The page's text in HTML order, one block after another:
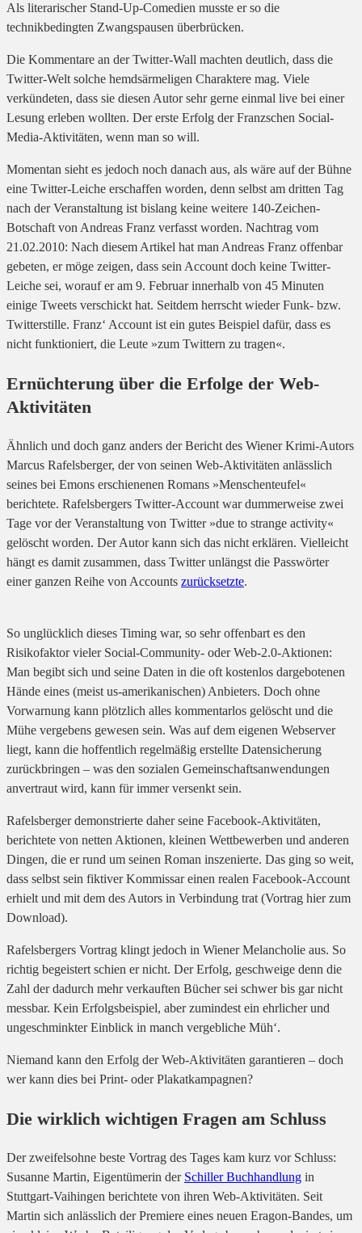
Als literarischer Stand-Up-Comedien musste er so die
technikbedingten Zwangspausen überbrücken.
Die Kommentare an der Twitter-Wall machten deutlich, dass die
Twitter-Welt solche hemdsärmeligen Charaktere mag. Viele
verkündeten, dass sie diesen Autor sehr gerne einmal live bei einer
Lesung erleben wollten. Der erste Erfolg der Franzschen Social-
Media-Aktivitäten, wenn man so will.
Momentan sieht es jedoch noch danach aus, als wäre auf der Bühne
eine Twitter-Leiche erschaffen worden, denn selbst am dritten Tag
nach der Veranstaltung ist bislang keine weitere 140-Zeichen-
Botschaft von Andreas Franz verfasst worden. Nachtrag vom
21.02.2010: Nach diesem Artikel hat man Andreas Franz offenbar
gebeten, er möge zeigen, dass sein Account doch keine Twitter-
Leiche sei, worauf er am 9. Februar innerhalb von 45 Minuten
einige Tweets verschickt hat. Seitdem herrscht wieder Funk- bzw.
Twitterstille. Franz‘ Account ist ein gutes Beispiel dafür, dass es
nicht funktioniert, die Leute »zum Twittern zu tragen«.
Ernüchterung über die Erfolge der Web-
Aktivitäten
Ähnlich und doch ganz anders der Bericht des Wiener Krimi-Autors
Marcus Rafelsberger, der von seinen Web-Aktivitäten anlässlich
seines bei Emons erschienenen Romans »Menschenteufel«
berichtete. Rafelsbergers Twitter-Account war dummerweise zwei
Tage vor der Veranstaltung von Twitter »due to strange activity«
gelöscht worden. Der Autor kann sich das nicht erklären. Vielleicht
hängt es damit zusammen, dass Twitter unlängst die Passwörter
einer ganzen Reihe von Accounts zurücksetzte.
So unglücklich dieses Timing war, so sehr offenbart es den
Risikofaktor vieler Social-Community- oder Web-2.0-Aktionen:
Man begibt sich und seine Daten in die oft kostenlos dargebotenen
Hände eines (meist us-amerikanischen) Anbieters. Doch ohne
Vorwarnung kann plötzlich alles kommentarlos gelöscht und die
Mühe vergebens gewesen sein. Was auf dem eigenen Webserver
liegt, kann die hoffentlich regelmäßig erstellte Datensicherung
zurückbringen – was den sozialen Gemeinschaftsanwendungen
anvertraut wird, kann für immer versenkt sein.
Rafelsberger demonstrierte daher seine Facebook-Aktivitäten,
berichtete von netten Aktionen, kleinen Wettbewerben und anderen
Dingen, die er rund um seinen Roman inszenierte. Das ging so weit,
dass selbst sein fiktiver Kommissar einen realen Facebook-Account
erhielt und mit dem des Autors in Verbindung trat (Vortrag hier zum
Download).
Rafelsbergers Vortrag klingt jedoch in Wiener Melancholie aus. So
richtig begeistert schien er nicht. Der Erfolg, geschweige denn die
Zahl der dadurch mehr verkauften Bücher sei schwer bis gar nicht
messbar. Kein Erfolgsbeispiel, aber zumindest ein ehrlicher und
ungeschminkter Einblick in manch vergebliche Müh‘.
Niemand kann den Erfolg der Web-Aktivitäten garantieren – doch
wer kann dies bei Print- oder Plakatkampagnen?
Die wirklich wichtigen Fragen am Schluss
Der zweifelsohne beste Vortrag des Tages kam kurz vor Schluss:
Susanne Martin, Eigentümerin der Schiller Buchhandlung in
Stuttgart-Vaihingen berichtete von ihren Web-Aktivitäten. Seit
Martin sich anlässlich der Premiere eines neuen Eragon-Bandes, um